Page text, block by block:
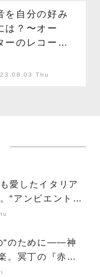
を自分の好み
は？〜オー
ーのレコード
Thu
愛したイタリア
“アンビエントの
と、「動き」に
“のために――神
。冥丁の『赤城